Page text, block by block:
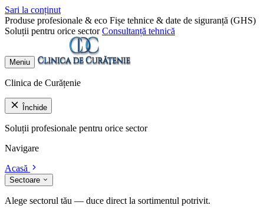
Sari la conținut
Produse profesionale & eco Fișe tehnice & date de siguranță (GHS)
Soluții pentru orice sector Consultanță tehnică
Meniu
Clinica de Curățenie
Închide
Soluții profesionale pentru orice sector
Navigare
Acasă
Sectoare
Alege sectorul tău — duce direct la sortimentul potrivit.